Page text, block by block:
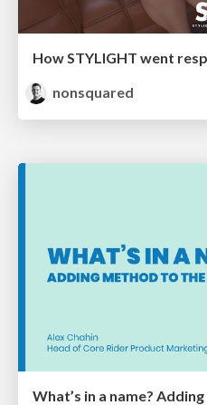
How STYLIGHT went
nonsquared
What’s in a name?